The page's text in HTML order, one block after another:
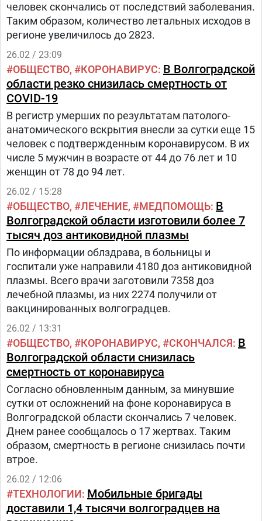
человек скончались от последствий заболевания.
Таким образом, количество летальных исходов в
регионе увеличилось до 2823.
26.02 / 23:09
ОБЩЕСТВО КОРОНАВИРУС В Волгоградской
области резко снизилась смертность от
COVID-19
В регистр умерших по результатам патолого-
анатомического вскрытия внесли за сутки еще 15
человек с подтвержденным коронавирусом. В их
числе 5 мужчин в возрасте от 44 до 76 лет и 10
женщин от 78 до 94 лет.
26.02 / 15:28
ОБЩЕСТВО ЛЕЧЕНИЕ МЕДПОМОЩЬ В
Волгоградской области изготовили более 7
тысяч доз антиковидной плазмы
По информации облздрава, в больницы и
госпитали уже направили 4180 доз антиковидной
плазмы. Всего врачи заготовили 7358 доз
лечебной плазмы, из них 2274 получили от
вакцинированных волгоградцев.
26.02 / 13:31
ОБЩЕСТВО КОРОНАВИРУС СКОНЧАЛСЯ В
Волгоградской области снизилась
смертность от коронавируса
Согласно обновленным данным, за минувшие
сутки от осложнений на фоне коронавируса в
Волгоградской области скончались 7 человек.
Днем ранее сообщалось о 17 жертвах. Таким
образом, смертность в регионе снизилась почти
втрое.
26.02 / 12:06
ТЕХНОЛОГИИ Мобильные бригады
доставили 1,4 тысячи волгоградцев на